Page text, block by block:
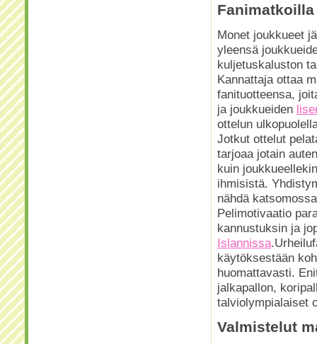
Monet joukkueet
yleensä
kuljetuskaluston
Kannattaja ottaa
fanituotteensa,
ja joukkueiden
ottelun
Jotkut ottelut
tarjoaa jotain
kuin
ihmisistä.
nähdä
Pelimotivaatio
kannustuksin ja
Islannissa
käytöksestään
huomattavasti.
jalkapallon,
talviolympialaiset
Valmistelut